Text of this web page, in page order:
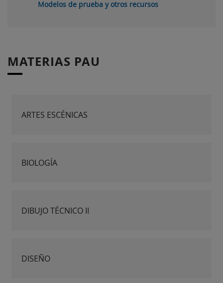
Modelos de prueba y otros recursos
MATERIAS PAU
ARTES ESCÉNICAS
BIOLOGÍA
DIBUJO TÉCNICO II
DISEÑO